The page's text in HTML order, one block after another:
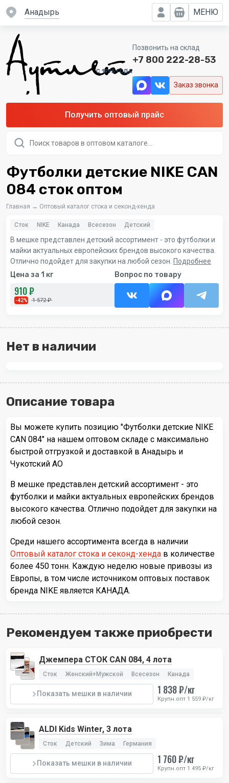
Анадырь МЕНЮ
C 1995 ГОДА
Позвонить на склад
+7 800 222-28-53
Заказ звонка
Получить оптовый прайс
товаров
Футболки детские NIKE CAN
084 сток оптом
Главная → Оптовый каталог стока и секонд-хенда
Сток NIKE Канада Всесезон Детский
В мешке представлен детский ассортимент - это футболки и
майки актуальных европейских брендов высокого качества.
Отлично подойдет для закупки на любой сезон. Подробнее
Цена за 1 кг
910 ₽
-42% 1 572 ₽
Вопрос по товару
Нет в наличии
Описание товара
Вы можете купить позицию "Футболки детские NIKE
CAN 084" на нашем оптовом складе с максимально
быстрой отгрузкой и доставкой в Анадырь и
Чукотский АО
В мешке представлен детский ассортимент - это
футболки и майки актуальных европейских брендов
высокого качества. Отлично подойдет для закупки на
любой сезон.
Среди нашего ассортимента всегда в наличии
Оптовый каталог стока и секонд-хенда в количестве
более 450 тонн. Каждую неделю новые привозы из
Европы, в том числе источником оптовых поставок
бренда NIKE является КАНАДА.
Рекомендуем также приобрести
Джемпера СТОК CAN 084, 4 лота
Сток Женский+Мужской Всесезон Канада
Показать мешки в наличии 1 838 ₽/кг
Крупн.опт 1 559 ₽/кг
ALDI Kids Winter, 3 лота
Сток Детский Зима Германия
Показать мешки в наличии 1 760 ₽/кг
Крупн.опт 1 495 ₽/кг